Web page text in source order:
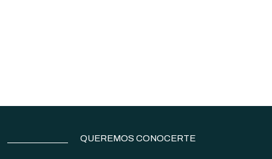
QUEREMOS CONOCERTE